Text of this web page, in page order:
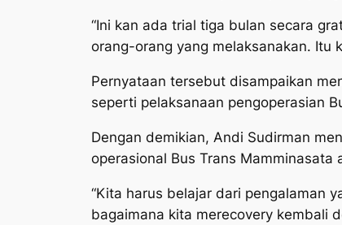
“Ini kan ada trial tiga bulan secara
orang-orang yang melaksanakan. Itu
Pernyataan tersebut disampaikan
seperti pelaksanaan pengoperasian
Dengan demikian, Andi Sudirman
operasional Bus Trans
“Kita harus belajar dari pengalaman
bagaimana kita merecovery kembali